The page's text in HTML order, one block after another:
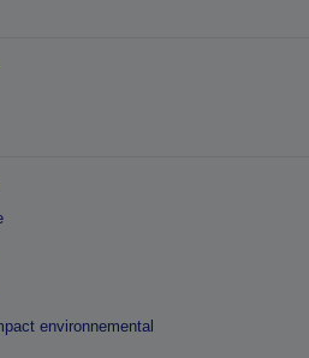
environnemental